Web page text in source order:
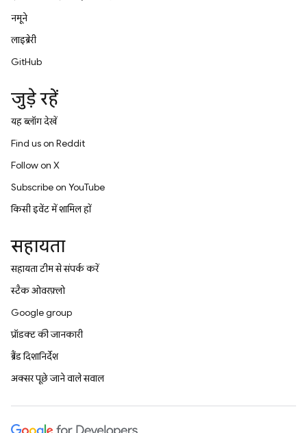
नमूने
लाइब्रेरी
GitHub
जुड़े रहें
यह ब्लॉग देखें
Find us on Reddit
Follow on X
Subscribe on YouTube
किसी इवेंट में शामिल हों
सहायता
सहायता टीम से संपर्क करें
स्टैक ओवरफ़्लो
Google group
प्रॉडक्ट की जानकारी
ब्रैंड दिशानिर्देश
अक्सर पूछे जाने वाले सवाल